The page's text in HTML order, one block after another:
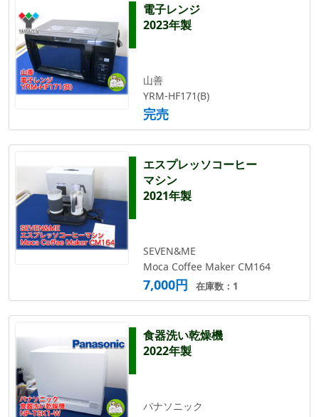
電子レンジ
2023年製
山善
YRM-HF171(B)
完売
エスプレッソコーヒー
マシン
2021年製
SEVEN&ME
Moca Coffee Maker CM164
7,000円 在庫数：1
食器洗い乾燥機
2022年製
パナソニック